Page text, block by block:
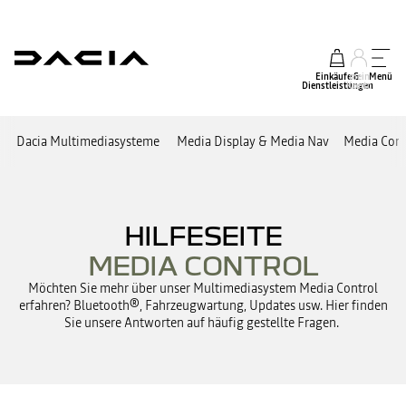
Einkäufe &
Dienstleistungen
mein
Konto
Menü
Dacia Multimediasysteme Media Display & Media Nav Media
HILFESEITE
MEDIA CONTROL
Möchten Sie mehr über unser Multimediasystem Media Control
erfahren? Bluetooth®, Fahrzeugwartung, Updates usw. Hier finden
Sie unsere Antworten auf häufig gestellte Fragen.